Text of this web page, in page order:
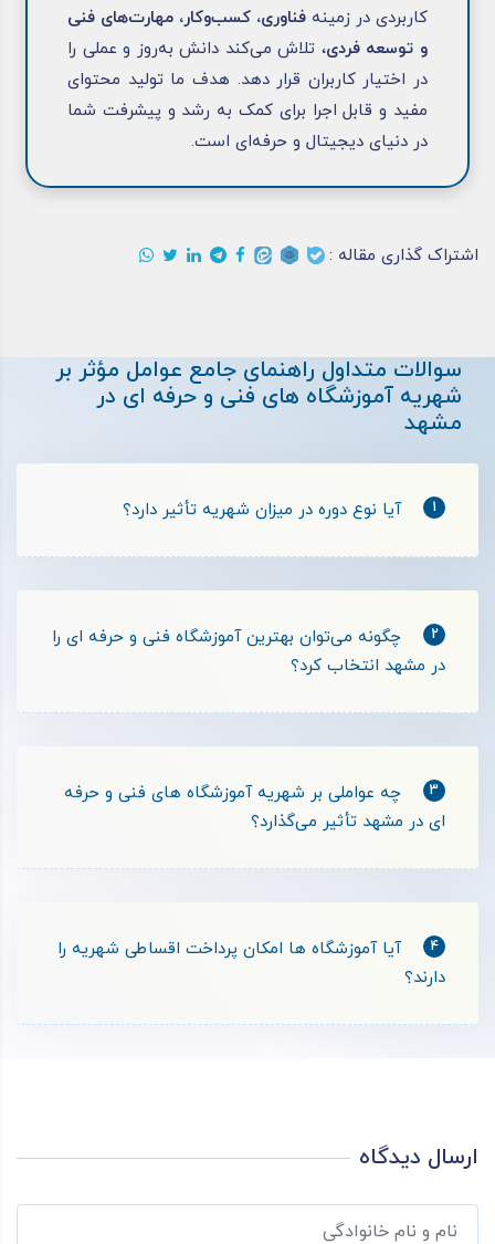
کاربردی در زمینه فناوری، کسب‌وکار، مهارت‌های فنی
و توسعه فردی، تلاش می‌کند دانش به‌روز و عملی را
در اختیار کاربران قرار دهد. هدف ما تولید محتوای
مفید و قابل اجرا برای کمک به رشد و پیشرفت شما
در دنیای دیجیتال و حرفه‌ای است.
اشتراک گذاری مقاله :
سوالات متداول راهنمای جامع عوامل مؤثر بر
شهریه آموزشگاه های فنی و حرفه ای در
مشهد
1 آیا نوع دوره در میزان شهریه تأثیر دارد؟
2
چگونه می‌توان بهترین آموزشگاه فنی و حرفه ای را
در مشهد انتخاب کرد؟
3
چه عواملی بر شهریه آموزشگاه های فنی و حرفه
ای در مشهد تأثیر می‌گذارد؟
4
آیا آموزشگاه ها امکان پرداخت اقساطی شهریه را
دارند؟
ارسال دیدگاه